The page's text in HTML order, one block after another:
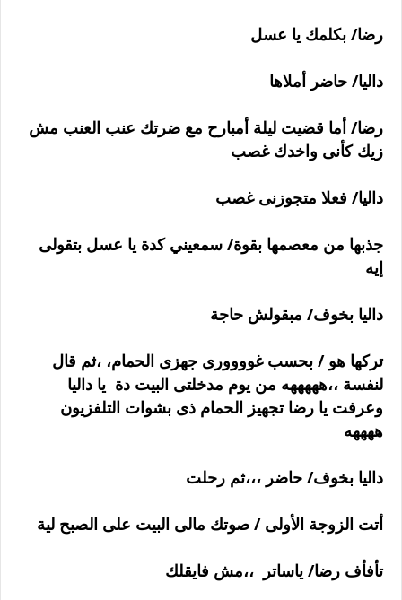
رضا/ بكلمك يا عسل
داليا/ حاضر أملاها
رضا/ أما قضيت ليلة أمبارح مع ضرتك عنب العنب مش
زيك كأنى واخدك غصب
داليا/ فعلا متجوزنى غصب
جذبها من معصمها بقوة/ سمعيني كدة يا عسل بتقولى
إيه
داليا بخوف/ مبقولش حاجة
تركها هو / بحسب غوووورى جهزى الحمام، ،ثم قال
لنفسة ،،هههههه من يوم مدخلتى البيت دة يا داليا
وعرفت يا رضا تجهيز الحمام ذى بشوات التلفزيون
ههههه
داليا بخوف/ حاضر ،،،ثم رحلت
أتت الزوجة الأولى / صوتك مالى البيت على الصبح لية
تأفأف رضا/ ياساتر ،،مش فايقلك